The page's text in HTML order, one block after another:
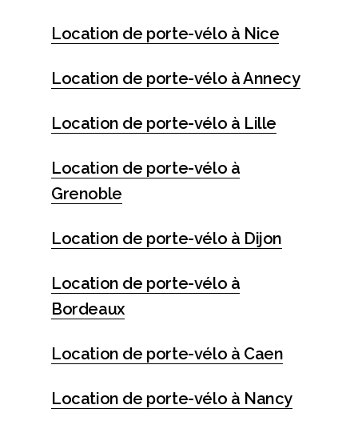
Location de porte-vélo à Nice
Location de porte-vélo à Annecy
Location de porte-vélo à Lille
Location de porte-vélo à
Grenoble
Location de porte-vélo à Dijon
Location de porte-vélo à
Bordeaux
Location de porte-vélo à Caen
Location de porte-vélo à Nancy